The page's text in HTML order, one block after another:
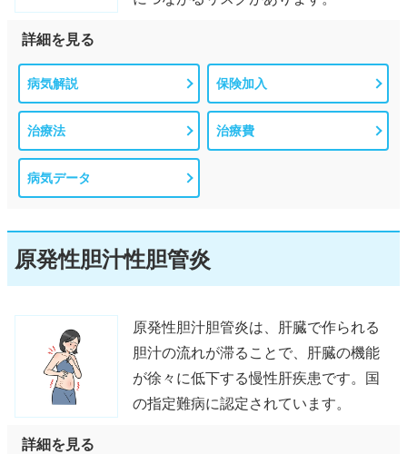
詳細を見る
病気解説 保険加入
治療法 治療費
病気データ
原発性胆汁性胆管炎
原発性胆汁胆管炎は、肝臓で作られる
胆汁の流れが滞ることで、肝臓の機能
が徐々に低下する慢性肝疾患です。国
の指定難病に認定されています。
詳細を見る